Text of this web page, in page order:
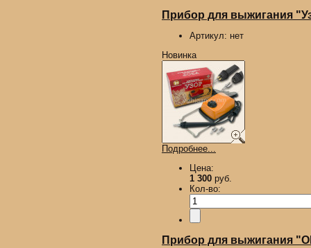
Прибор для выжигания
Артикул: нет
Новинка
Подробнее...
Цена:
1 300 руб.
Кол-во:
Прибор для выжигания